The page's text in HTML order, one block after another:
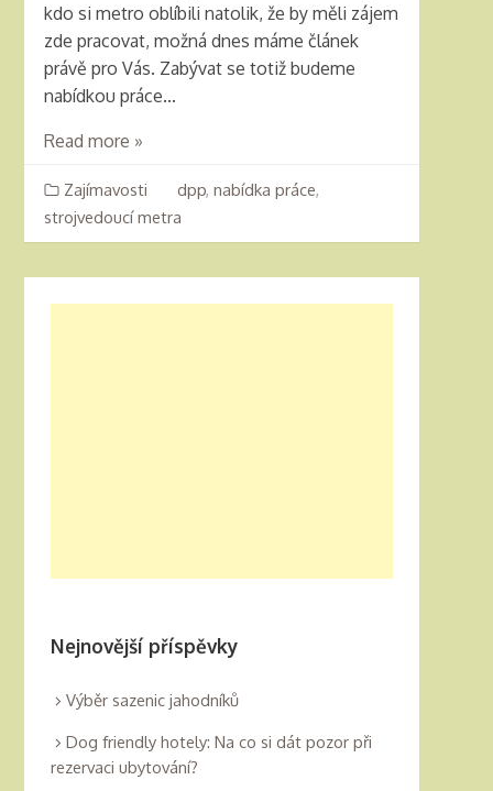
kdo si metro oblíbili natolik, že by měli zájem
zde pracovat, možná dnes máme článek
právě pro Vás. Zabývat se totiž budeme
nabídkou práce...
Read more »
Zajímavosti dpp,nabídka práce,
strojvedoucí metra
Nejnovější příspěvky
Výběr sazenic jahodníků
Dog friendly hotely: Na co si dát pozor při
rezervaci ubytování?